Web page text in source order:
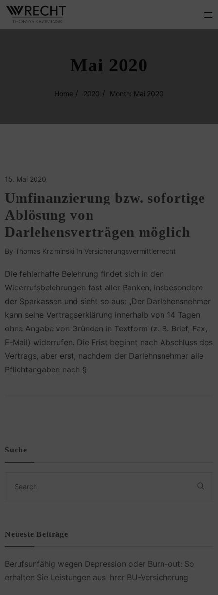
Mai 2020
Home 2020 Month: Mai 2020
15. Mai 2020
Umfinanzierung bzw. sofortige
Ablösung von
Darlehensverträgen möglich
By Thomas Krziminski In Versicherungsvermittlerrecht
Die fehlerhafte Belehrung findet sich in den
Widerrufsbelehrungen fast aller Banken, insbesondere
der Sparkassen und sieht so aus: „Der Darlehensnehmer
kann seine Vertragserklärung innerhalb von 14 Tagen
ohne Angabe von Gründen in Textform (z. B. Brief, Fax,
E‑Mail) widerrufen. Die Frist beginnt nach Abschluss des
Vertrags, aber erst, nachdem der Darlehnsnehmer alle
Pflichtangaben nach §
Suche
Neueste Beiträge
Berufsunfähig wegen Depression oder Burn-out: So
erhalten Sie Leistungen aus Ihrer BU-Versicherung